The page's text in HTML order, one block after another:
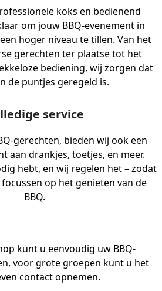
koks en bedienend
om jouw BBQ-evenement in
hoger niveau te tillen. Van het
gerechten ter plaatse tot het
bediening, wij zorgen dat
de puntjes geregeld is.
service
gerechten, bieden wij ook een
aan drankjes, toetjes, en meer.
hebt, en wij regelen het – zodat
op het genieten van de
BBQ.
kunt u eenvoudig uw BBQ-
voor grote groepen kunt u het
contact opnemen.